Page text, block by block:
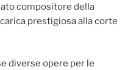
compositore della
prestigiosa alla corte
diverse opere per le